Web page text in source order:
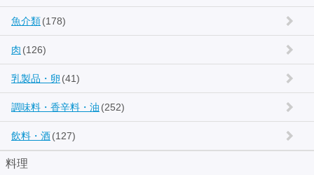
魚介類(178)
肉 (126)
乳製品・卵 (41)
調味料・香辛料・油 (252)
飲料・酒(127)
料理